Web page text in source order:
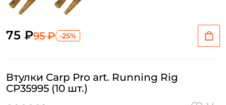
75 ₽95 ₽ -25%
Втулки Carp Pro art. Running Rig
CP35995 (10 шт.)